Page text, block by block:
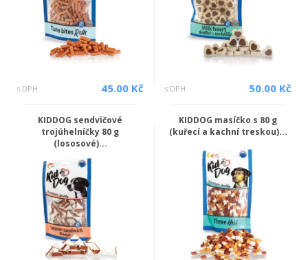
s DPH 45.00 Kč s DPH 50.00 Kč
KIDDOG sendvičové
trojúhelníčky 80 g
(lososové)...
KIDDOG masíčko s 80 g
(kuřecí a kachní treskou)...